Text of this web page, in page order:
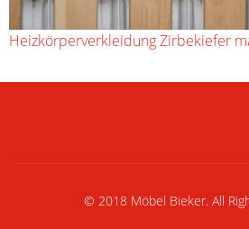
Heizkörperverkleidung Zirbekiefer
© 2018 Möbel Bieker. All